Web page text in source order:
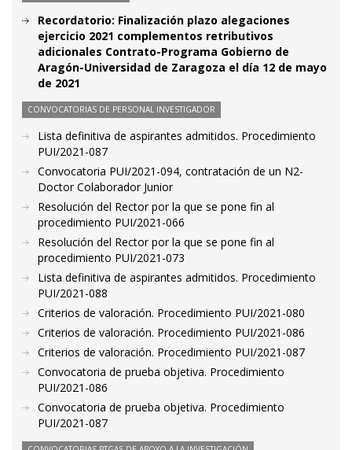
Recordatorio: Finalización plazo alegaciones
ejercicio 2021 complementos retributivos
adicionales Contrato-Programa Gobierno de
Aragón-Universidad de Zaragoza el día 12 de mayo
de 2021
CONVOCATORIAS DE PERSONAL INVESTIGADOR
Lista definitiva de aspirantes admitidos. Procedimiento
PUI/2021-087
Convocatoria PUI/2021-094, contratación de un N2-
Doctor Colaborador Junior
Resolución del Rector por la que se pone fin al
procedimiento PUI/2021-066
Resolución del Rector por la que se pone fin al
procedimiento PUI/2021-073
Lista definitiva de aspirantes admitidos. Procedimiento
PUI/2021-088
Criterios de valoración. Procedimiento PUI/2021-080
Criterios de valoración. Procedimiento PUI/2021-086
Criterios de valoración. Procedimiento PUI/2021-087
Convocatoria de prueba objetiva. Procedimiento
PUI/2021-086
Convocatoria de prueba objetiva. Procedimiento
PUI/2021-087